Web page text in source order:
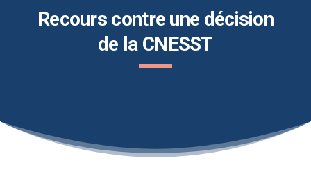
Recours contre une décision
de la CNESST